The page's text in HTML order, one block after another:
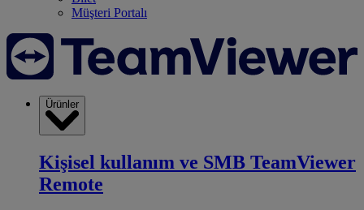
Müşteri Portalı
Ürünler
Kişisel kullanım ve SMB TeamViewer
Remote